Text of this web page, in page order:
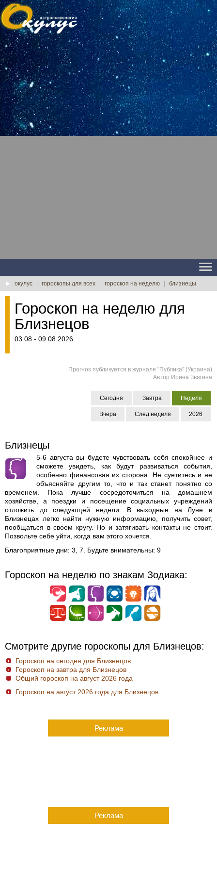
окулус гороскопы для всех гороскоп на неделю близнецы
Гороскоп на неделю для
Близнецов
03.08 - 09.08.2026
Прогноз публикуется в журнале "Публика" (Украина)
Автор Ирина Звягина
Сегодня Завтра Неделя
Вчера След.неделя 2026
Близнецы
5-6 августа вы будете чувствовать себя спокойнее и
сможете увидеть, как будут развиваться события,
особенно финансовая их сторона. Не суетитесь и не
объясняйте другим то, что и так станет понятно со
временем. Пока лучше сосредоточиться на домашнем
хозяйстве, а поездки и посещение социальных учреждений
отложить до следующей недели. В выходные на Луне в
Близнецах легко найти нужную информацию, получить совет,
пообщаться в своем кругу. Но и затягивать контакты не стоит.
Позвольте себе уйти, когда вам этого хочется.
Благоприятные дни: 3, 7. Будьте внимательны: 9
Гороскоп на неделю по знакам Зодиака:
Смотрите другие гороскопы для Близнецов:
Гороскоп на сегодня для Близнецов
Гороскоп на завтра для Близнецов
Общий гороскоп на август 2026 года
Гороскоп на август 2026 года для Близнецов
Реклама
Реклама